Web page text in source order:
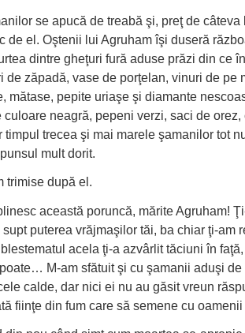
se apucă de treabă şi, preţ de
de el. Oştenii lui Agruham îşi duseră
dintre gheţuri fură aduse prăzi din ce
de zăpadă, vase de porţelan, vinuri de pe
mătase, pepite uriaşe şi diamante
culoare neagră, pepeni verzi, saci de orez,
timpul trecea şi mai marele şamanilor tot
mult dorit.
trimise după el.
această poruncă, mărite Agruham!
puterea vrăjmaşilor tăi, ba chiar ţi-am
acela ţi-a azvârlit tăciuni în
M-am sfătuit şi cu şamanii aduşi
calde, dar nici ei nu au găsit vreun
fiinţe din fum care să semene cu oamenii